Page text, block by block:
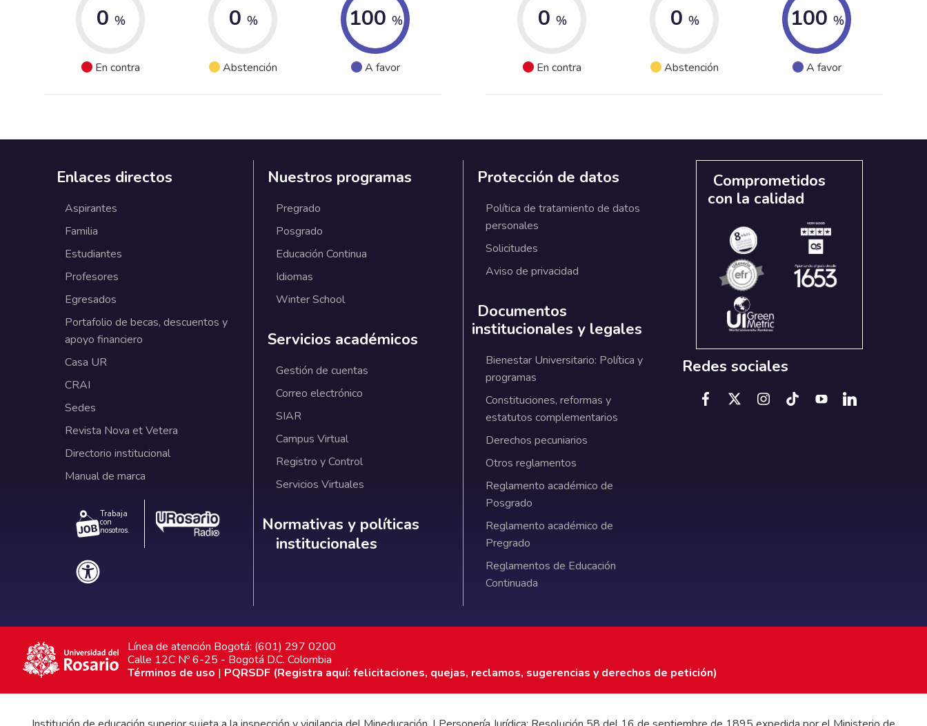
0 %
En contra
0 %
Abstención
100 %
A favor
0 %
En contra
0 %
Abstención
100 %
A favor
Enlaces directos
Aspirantes
Familia
Estudiantes
Profesores
Egresados
Portafolio de becas, descuentos y
apoyo financiero
Casa UR
CRAI
Sedes
Revista Nova et Vetera
Directorio institucional
Manual de marca
Trabaja
con
nosotros.
Nuestros programas
Pregrado
Posgrado
Educación Continua
Idiomas
Winter School
Servicios académicos
Gestión de cuentas
Correo electrónico
SIAR
Campus Virtual
Registro y Control
Servicios Virtuales
Normativas y políticas institucionales
Normativas y políticas
institucionales
Protección de datos
Política de tratamiento de datos
personales
Solicitudes
Aviso de privacidad
Documentos
institucionales y legales
Bienestar Universitario: Política y
programas
Constituciones, reformas y
estatutos complementarios
Derechos pecuniarios
Otros reglamentos
Reglamento académico de
Posgrado
Reglamento académico de
Pregrado
Reglamentos de Educación
Continuada
Comprometidos
con la calidad
Redes sociales
Línea de atención Bogotá: (601) 297 0200
Calle 12C Nº 6-25 - Bogotá D.C. Colombia
Términos de uso | PQRSDF (Registra aquí: felicitaciones, quejas, reclamos, sugerencias y derechos de petición)